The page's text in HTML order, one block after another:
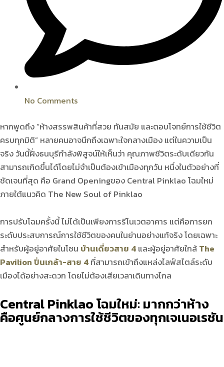
No Comments
หากพูดถึง “ห้างสรรพสินค้าที่สวย ทันสมัย และตอบโจทย์การใช้ชีวิต
ครบทุกมิติ” หลายคนอาจนึกถึงเฉพาะใจกลางเมือง แต่ในความเป็น
จริง วันนี้ฝั่งธนบุรีกำลังพิสูจน์ให้เห็นว่า คุณภาพชีวิตระดับเดียวกัน
สามารถเกิดขึ้นได้โดยไม่จำเป็นต้องเข้าเมืองทุกวัน หนึ่งในตัวอย่างที่
ชัดเจนที่สุด คือ Grand Openingของ Central Pinklao โฉมใหม่
ภายใต้แนวคิด The New Soul of Pinklao
การปรับโฉมครั้งนี้ ไม่ได้เป็นเพียงการรีโนเวตอาคาร แต่คือการยก
ระดับประสบการณ์การใช้ชีวิตของคนในย่านอย่างแท้จริง โดยเฉพาะ
สำหรับผู้อยู่อาศัยในโซน บ้านเดี่ยวสาย 4 และผู้อยู่อาศัยใกล้ The
Pavilion ปิ่นเกล้า-สาย 4 ที่สามารถเข้าถึงแหล่งไลฟ์สไตล์ระดับ
เมืองได้อย่างสะดวก โดยไม่ต้องเสียเวลาเดินทางไกล
Central Pinklaoโฉมใหม่: มากกว่าห้าง
คือศูนย์กลางการใช้ชีวิตของทุกเจเนอเรชัน